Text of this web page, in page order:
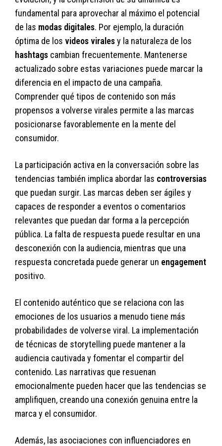
fundamental para aprovechar al máximo el potencial
de las modas digitales. Por ejemplo, la duración
óptima de los videos viralesy la naturaleza de los
hashtags cambian frecuentemente. Mantenerse
actualizado sobre estas variaciones puede marcar la
diferencia en el impacto de una campaña.
Comprender qué tipos de contenido son más
propensos a volverse virales permite a las marcas
posicionarse favorablemente en la mente del
consumidor.
La participación activa en la conversación sobre las
tendencias también implica abordar las controversias
que puedan surgir. Las marcas deben ser ágiles y
capaces de responder a eventos o comentarios
relevantes que puedan dar forma a la percepción
pública. La falta de respuesta puede resultar en una
desconexión con la audiencia, mientras que una
respuesta concretada puede generar un engagement
positivo.
El contenido auténtico que se relaciona con las
emociones de los usuarios a menudo tiene más
probabilidades de volverse viral. La implementación
de técnicas de storytelling puede mantener a la
audiencia cautivada y fomentar el compartir del
contenido. Las narrativas que resuenan
emocionalmente pueden hacer que las tendencias se
amplifiquen, creando una conexión genuina entre la
marca y el consumidor.
Además, las asociaciones con influenciadores en